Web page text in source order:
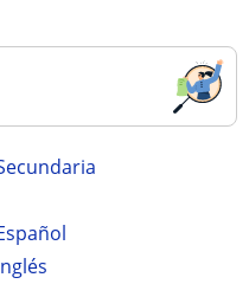
secundaria
Español
Inglés